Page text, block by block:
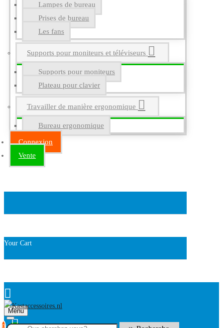
Lampes de bureau
Prises de bureau
Les fans
Supports pour moniteurs et téléviseurs
Supports pour moniteurs
Plateau pour clavier
Travailler de manière ergonomique
Bureau ergonomique
Connexion
Vente
Your Cart
Menu
0